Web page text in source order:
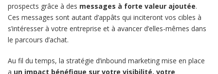
prospects grâce à des messages à forte valeur ajoutée.
Ces messages sont autant d’appâts qui inciteront vos cibles à
s’intéresser à votre entreprise et à avancer d’elles-mêmes dans
le parcours d’achat.
Au fil du temps, la stratégie d’inbound marketing mise en place
a un impact bénéfique sur votre visibilité, votre